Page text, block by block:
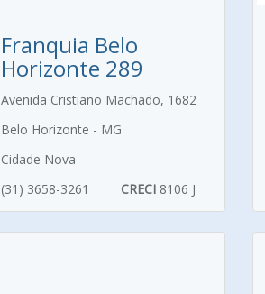
Franquia Belo
Horizonte 289
Avenida Cristiano Machado, 1682
Belo Horizonte - MG
Cidade Nova
(31) 3658-3261
CRECI 8106 J